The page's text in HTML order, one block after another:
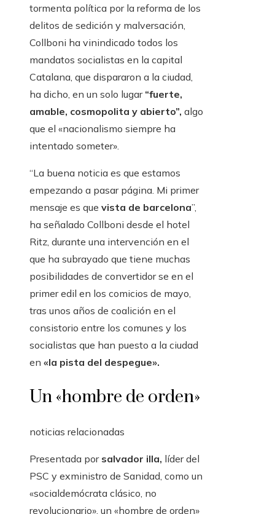
tormenta política por la reforma de los
delitos de sedición y malversación,
Collboni ha vinindicado todos los
mandatos socialistas en la capital
Catalana, que dispararon a la ciudad,
ha dicho, en un solo lugar “fuerte,
amable, cosmopolita y abierto”, algo
que el «nacionalismo siempre ha
intentado someter».
“La buena noticia es que estamos
empezando a pasar página. Mi primer
mensaje es que vista de barcelona”,
ha señalado Collboni desde el hotel
Ritz, durante una intervención en el
que ha subrayado que tiene muchas
posibilidades de convertidor se en el
primer edil en los comicios de mayo,
tras unos años de coalición en el
consistorio entre los comunes y los
socialistas que han puesto a la ciudad
en «la pista del despegue».
Un «hombre de orden»
noticias relacionadas
Presentada por salvador illa, líder del
PSC y exministro de Sanidad, como un
«socialdemócrata clásico, no
revolucionario», un «hombre de orden»